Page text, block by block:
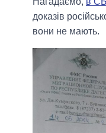
доказів
вони не мають.